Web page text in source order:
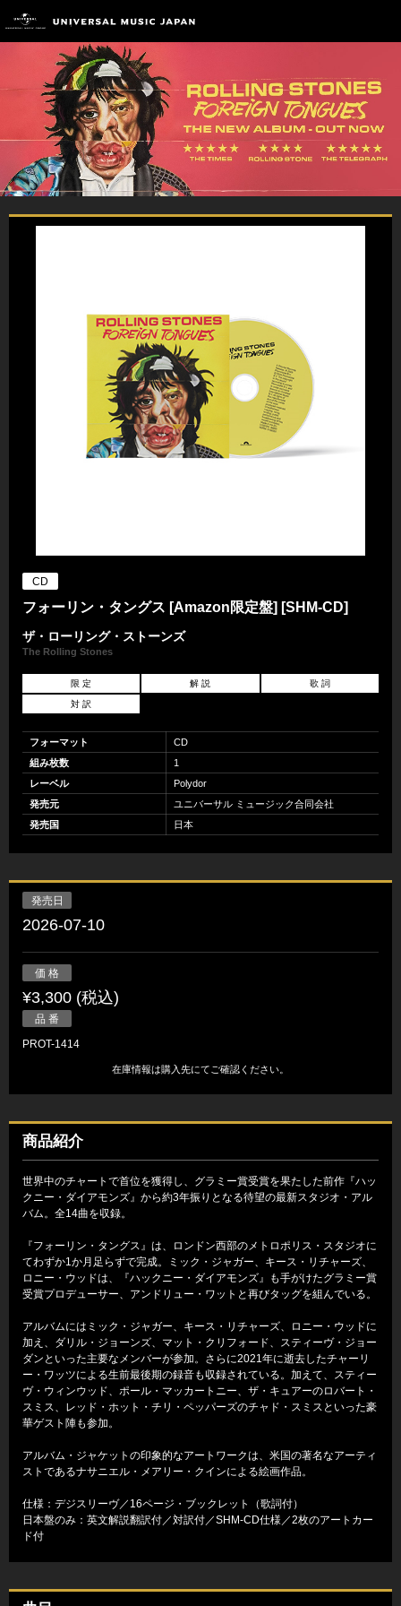
CD
フォーリン・タングス [Amazon限定盤] [SHM-CD]
ザ・ローリング・ストーンズ
The Rolling Stones
限 定 解 説 歌 詞
対 訳
フォーマット
CD
組み枚数
1
レーベル
Polydor
発売元
ユニバーサル ミュージック合同会社
発売国
日本
発売日
2026-07-10
価 格
¥3,300 (税込)
品 番
PROT-1414
在庫情報は購入先にてご確認ください。
商品紹介
世界中のチャートで首位を獲得し、グラミー賞受賞を果たした前作『ハッ
クニー・ダイアモンズ』から約3年振りとなる待望の最新スタジオ・アル
バム。全14曲を収録。
『フォーリン・タングス』は、ロンドン西部のメトロポリス・スタジオに
てわずか1か月足らずで完成。ミック・ジャガー、キース・リチャーズ、
ロニー・ウッドは、『ハックニー・ダイアモンズ』も手がけたグラミー賞
受賞プロデューサー、アンドリュー・ワットと再びタッグを組んでいる。
アルバムにはミック・ジャガー、キース・リチャーズ、ロニー・ウッドに
加え、ダリル・ジョーンズ、マット・クリフォード、スティーヴ・ジョー
ダンといった主要なメンバーが参加。さらに2021年に逝去したチャーリ
ー・ワッツによる生前最後期の録音も収録されている。加えて、スティー
ヴ・ウィンウッド、ポール・マッカートニー、ザ・キュアーのロバート・
スミス、レッド・ホット・チリ・ペッパーズのチャド・スミスといった豪
華ゲスト陣も参加。
アルバム・ジャケットの印象的なアートワークは、米国の著名なアーティ
ストであるナサニエル・メアリー・クインによる絵画作品。
仕様：デジスリーヴ／16ページ・ブックレット（歌詞付）
日本盤のみ：英文解説翻訳付／対訳付／SHM-CD仕様／2枚のアートカー
ド付